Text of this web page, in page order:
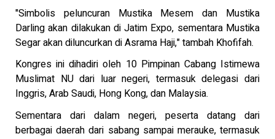
"Simbolis peluncuran Mustika Mesem dan Mustika
Darling akan dilakukan di Jatim Expo, sementara Mustika
Segar akan diluncurkan di Asrama Haji," tambah Khofifah.
Kongres ini dihadiri oleh 10 Pimpinan Cabang Istimewa
Muslimat NU dari luar negeri, termasuk delegasi dari
Inggris, Arab Saudi, Hong Kong, dan Malaysia.
Sementara dari dalam negeri, peserta datang dari
berbagai daerah dari sabang sampai merauke, termasuk